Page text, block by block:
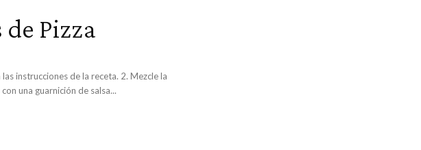
Pizza
instrucciones de la receta. 2. Mezcle la
una guarnición de salsa...